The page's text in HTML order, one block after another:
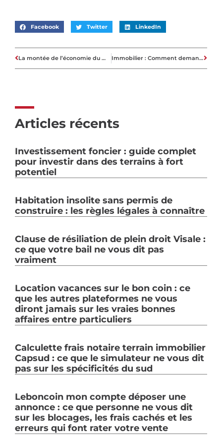
Facebook Twitter LinkedIn
La montée de l’économie du moi et ce qu’elle signifie pour la recherche immobilière Immobilier : Comment demander le raccordement de son logement au gaz ?
Articles récents
Investissement foncier : guide complet
pour investir dans des terrains à fort
potentiel
Habitation insolite sans permis de
construire : les règles légales à connaître
Clause de résiliation de plein droit Visale :
ce que votre bail ne vous dit pas
vraiment
Location vacances sur le bon coin : ce
que les autres plateformes ne vous
diront jamais sur les vraies bonnes
affaires entre particuliers
Calculette frais notaire terrain immobilier
Capsud : ce que le simulateur ne vous dit
pas sur les spécificités du sud
Leboncoin mon compte déposer une
annonce : ce que personne ne vous dit
sur les blocages, les frais cachés et les
erreurs qui font rater votre vente